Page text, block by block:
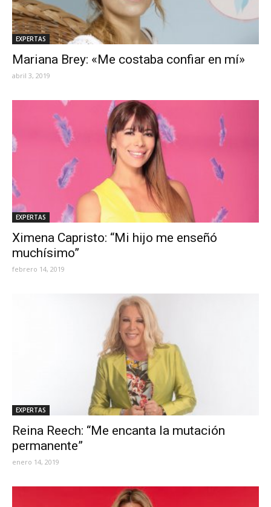
EXPERTAS
Mariana Brey: «Me costaba confiar en mí»
abril 3, 2019
EXPERTAS
Ximena Capristo: “Mi hijo me enseñó
muchísimo”
febrero 14, 2019
EXPERTAS
Reina Reech: “Me encanta la mutación
permanente”
enero 14, 2019